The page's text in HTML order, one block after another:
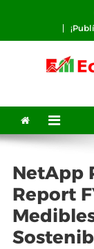
contenido
NetApp
Report